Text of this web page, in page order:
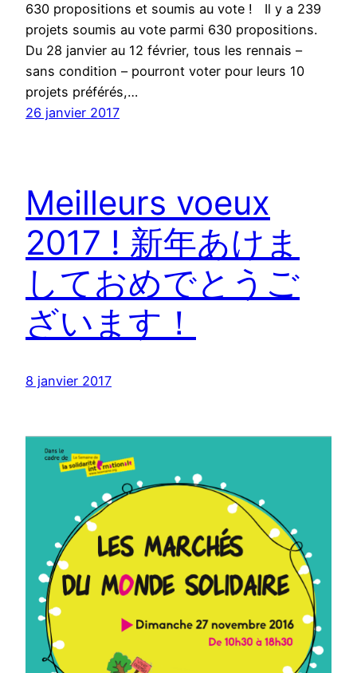
630 propositions et soumis au vote ! Il y a 239
projets soumis au vote parmi 630 propositions.
Du 28 janvier au 12 février, tous les rennais –
sans condition – pourront voter pour leurs 10
projets préférés,…
26 janvier 2017
Meilleurs voeux
2017 ! 新年あけま
しておめでとうご
ざいます！
8 janvier 2017